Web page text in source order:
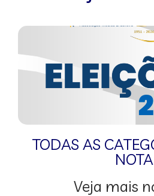
TODAS AS
NOTA
Veja mais